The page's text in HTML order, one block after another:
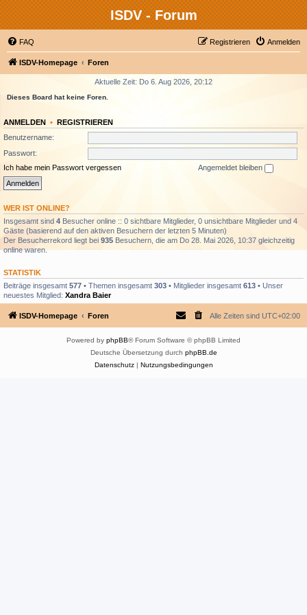
ISDV - Forum
FAQ Anmelden
Registrieren
ISDV-Homepage Foren
Aktuelle Zeit: Do 6. Aug 2026, 20:12
Dieses Board hat keine Foren.
ANMELDEN • REGISTRIEREN
Benutzername:
Passwort:
Ich habe mein Passwort vergessen
Angemeldet bleiben
WER IST ONLINE?
Insgesamt sind 4 Besucher online :: 0 sichtbare Mitglieder, 0 unsichtbare Mitglieder und 4
Gäste (basierend auf den aktiven Besuchern der letzten 5 Minuten)
Der Besucherrekord liegt bei 935 Besuchern, die am Do 28. Mai 2026, 10:37 gleichzeitig
online waren.
STATISTIK
Beiträge insgesamt 577 • Themen insgesamt 303 • Mitglieder insgesamt 613 • Unser
neuestes Mitglied: Xandra Baier
ISDV-Homepage Foren Alle Zeiten sind UTC+02:00
Powered by phpBB® Forum Software © phpBB Limited
Deutsche Übersetzung durch phpBB.de
Datenschutz| Nutzungsbedingungen